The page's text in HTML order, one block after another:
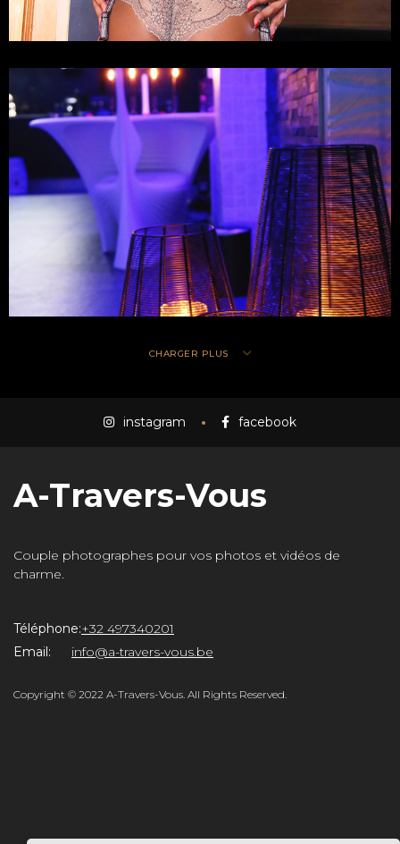
CHARGER PLUS
instagram facebook
A-Travers-Vous
Couple photographes pour vos photos et vidéos de
charme.
Téléphone:+32 497340201
Email:
info@a-travers-vous.be
Copyright © 2022 A-Travers-Vous. All Rights Reserved.